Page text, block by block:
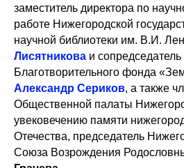
заместитель директора по
работе Нижегородской
научной библиотеки им. В.И.
Лисятникова и
Благотворительного фонда
Александр Сериков, а также
Общественной палаты
увековечению памяти
Отечества, председатель
Союза Возрождения